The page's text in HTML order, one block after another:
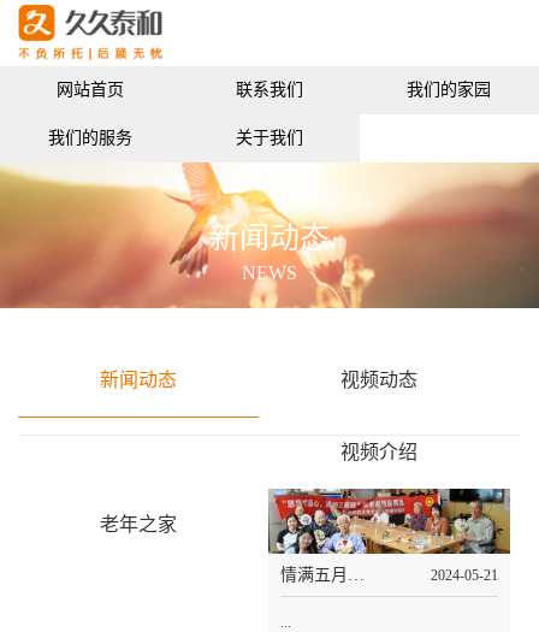
网站首页 联系我们 我们的家园
我们的服务 关于我们
新闻动态
NEWS
新闻动态 视频动态
视频介绍
老年之家
情满五月，暖心陪伴！人大、北师大志愿者走进中关村养老照料中心 2024-05-21
...